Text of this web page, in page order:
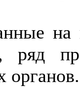
ряд
органов.